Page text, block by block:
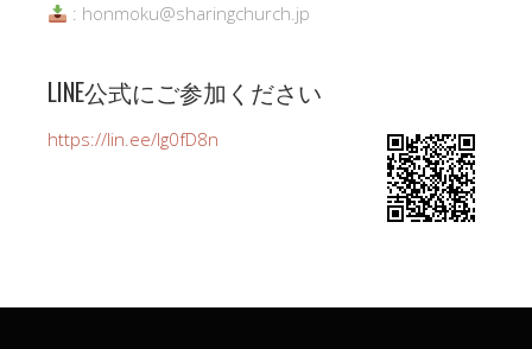
: honmoku@sharingchurch.jp
LINE公式にご参加ください
https://lin.ee/Ig0fD8n